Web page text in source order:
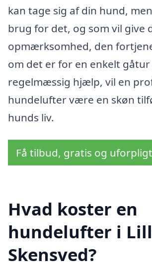
kan tage sig af din hund,
brug for det, og som vil give
opmærksomhed, den
om det er for en enkelt
regelmæssig hjælp, vil en
hundelufter være en skøn
hunds liv.
Få tilbud, gratis og
Hvad koster en
hundelufter i
Skensved?